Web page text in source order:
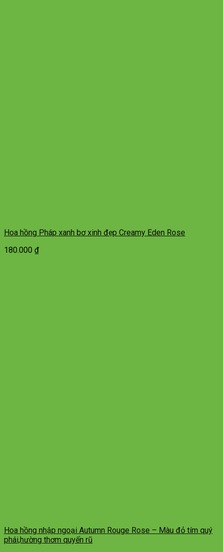
Hoa hồng Pháp xanh bơ xinh đẹp Creamy Eden Rose
180.000 ₫
Hoa hồng nhập ngoại Autumn Rouge Rose – Màu đỏ tím quý
phái,hường thơm quyến rũ